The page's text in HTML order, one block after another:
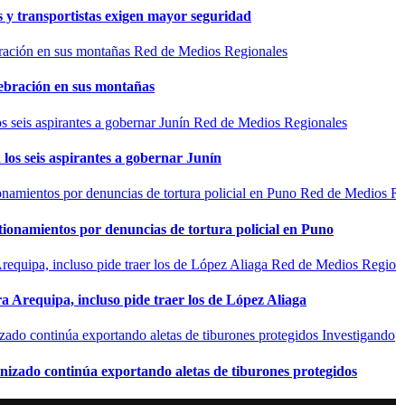
transportistas exigen mayor seguridad
Red de Medios Regionales
en sus montañas
Red de Medios Regionales
seis aspirantes a gobernar Junín
Red de Medios
por denuncias de tortura policial en Puno
Red de Medios
Arequipa, incluso pide traer los de López Aliaga
Investigando
continúa exportando aletas de tiburones protegidos